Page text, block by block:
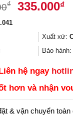
₫
Giá
447.000₫.
335.000₫
Xuất xứ:
Bảo hành:
hệ ngay
hơn và nhận
& vận chuyển toàn